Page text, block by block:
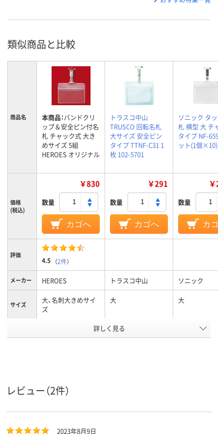
類似商品と比較
商品名 本商品：バンドクリ
ップ＆安全ピン付名
札 チャック式 大き
めサイズ 5組
HEROES オリジナル
トラスコ中山
TRUSCO 回転名札
大サイズ 安全ピン
タイプ TTNF-C31 1
枚 102-5701
ソニック タ
札 横型 大 チ
タイプ NF-
ット(1個×10)
価格
(税込)
￥830
数量
カゴへ
￥291
数量
カゴへ
数量
カ
評価
4.5 （2件）
メーカー HEROES トラスコ中山 ソニック
サイズ
大、名刺大きめサイ
ズ
大 大
グレー系
詳しく見る
レビュー（2件）
2023年8月9日